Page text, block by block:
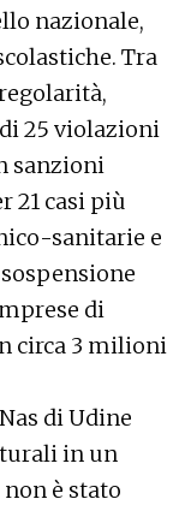
nazionale,
Tra
25 violazioni
sanzioni
21 casi più
sanitarie e
di
circa 3 milioni
di Udine
in un
è stato